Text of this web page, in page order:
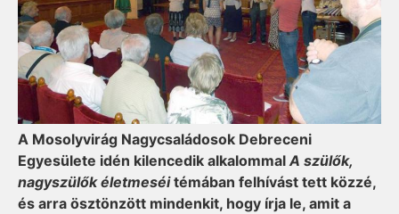
A Mosolyvirág Nagycsaládosok Debreceni
Egyesülete idén kilencedik alkalommalA szülők,
nagyszülők életmeséitémában felhívást tett közzé,
és arra ösztönzött mindenkit, hogy írja le, amit a